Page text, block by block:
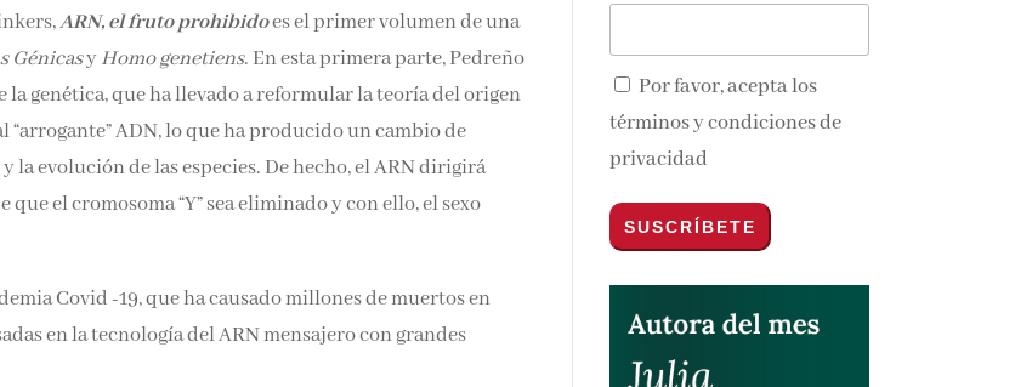
ARN, el fruto prohibidoes el primer volumen de una
GénicasyHomo genetiens. En esta primera parte, Pedreño
genética, que ha llevado a reformular la teoría del origen
“arrogante” ADN, lo que ha producido un cambio de
la evolución de las especies. De hecho, el ARN dirigirá
el cromosoma “Y” sea eliminado y con ello, el sexo
Covid -19, que ha causado millones de muertos en
en la tecnología del ARN mensajero con grandes
Por favor, acepta los
términos y condiciones de
privacidad